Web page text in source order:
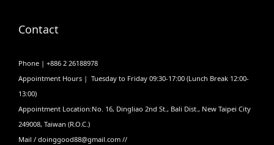
Contact
Phone | +886 2 26188978
Appointment Hours | Tuesday to Friday 09:30-17:00 (Lunch Break 12:00-
13:00)
Appointment Location:No. 16, Dingliao 2nd St., Bali Dist., New Taipei City
249008, Taiwan (R.O.C.)
Mail / doinggood88@gmail.com //